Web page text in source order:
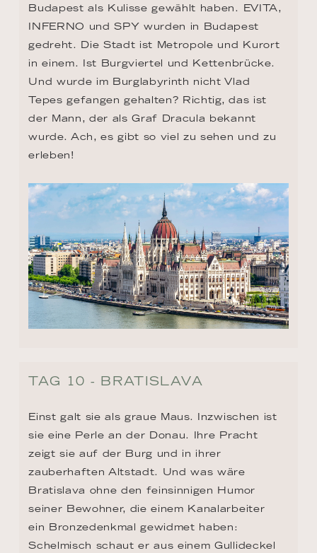
Budapest als Kulisse gewählt haben. EVITA,
INFERNO und SPY wurden in Budapest
gedreht. Die Stadt ist Metropole und Kurort
in einem. Ist Burgviertel und Kettenbrücke.
Und wurde im Burglabyrinth nicht Vlad
Tepes gefangen gehalten? Richtig, das ist
der Mann, der als Graf Dracula bekannt
wurde. Ach, es gibt so viel zu sehen und zu
erleben!
TAG 10 - BRATISLAVA
Einst galt sie als graue Maus. Inzwischen ist
sie eine Perle an der Donau. Ihre Pracht
zeigt sie auf der Burg und in ihrer
zauberhaften Altstadt. Und was wäre
Bratislava ohne den feinsinnigen Humor
seiner Bewohner, die einem Kanalarbeiter
ein Bronzedenkmal gewidmet haben:
Schelmisch schaut er aus einem Gullideckel